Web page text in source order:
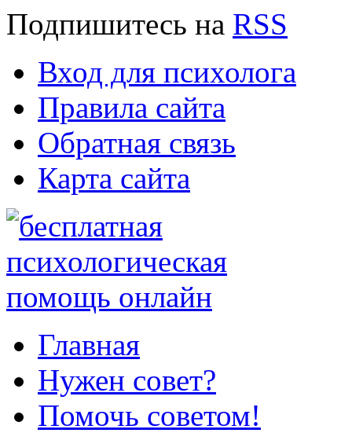
Подпишитесь на RSS
Вход для психолога
Правила сайта
Обратная связь
Карта сайта
Главная
Нужен совет?
Помочь советом!